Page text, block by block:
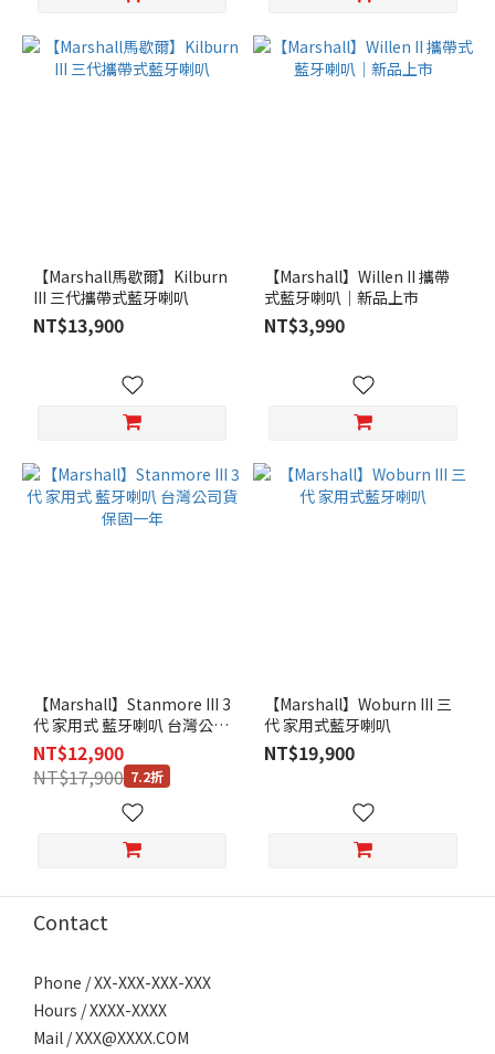
【Marshall馬歇爾】Kilburn
III 三代攜帶式藍牙喇叭
NT$13,900
【Marshall】Willen II 攜帶
式藍牙喇叭｜新品上市
NT$3,990
【Marshall】Stanmore III 3
代 家用式 藍牙喇叭 台灣公司
貨保固一年
NT$12,900
NT$17,900 7.2折
【Marshall】Woburn III 三
代 家用式藍牙喇叭
NT$19,900
Contact
Phone / XX-XXX-XXX-XXX
Hours / XXXX-XXXX
Mail / XXX@XXXX.COM